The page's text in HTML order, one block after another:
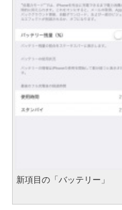
新項目の「バッテリー」